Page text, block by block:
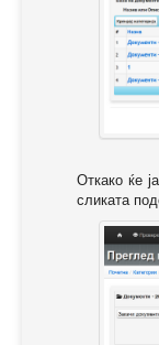
Откако ќе
сликата